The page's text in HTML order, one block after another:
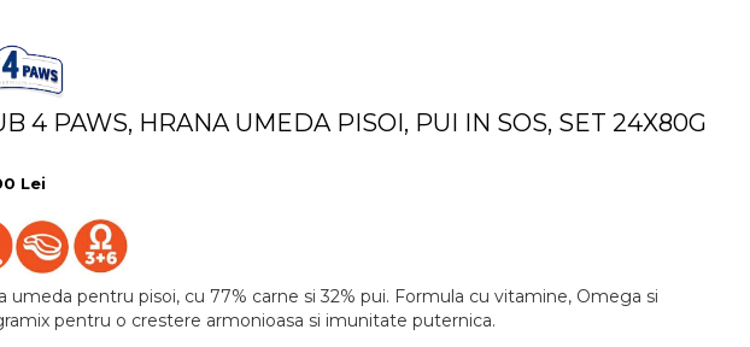
4 PAWS, HRANA UMEDA PISOI, PUI IN SOS, SET 24X80G
Lei
umeda pentru pisoi, cu 77% carne si 32% pui. Formula cu vitamine, Omega si
pentru o crestere armonioasa si imunitate puternica.